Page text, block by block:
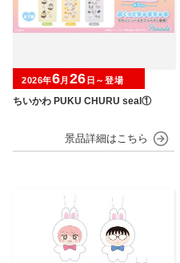
ちいかわ PUKU CHURU seal①
2026年6月 26 日～登場